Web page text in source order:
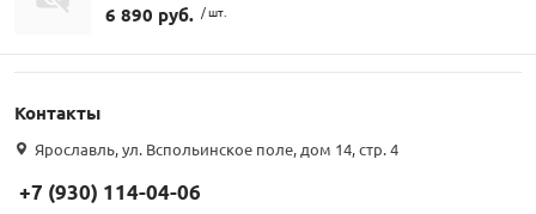
6 890 руб. / шт.
Контакты
Ярославль, ул. Вспольинское поле, дом 14, стр. 4
+7 (930) 114-04-06